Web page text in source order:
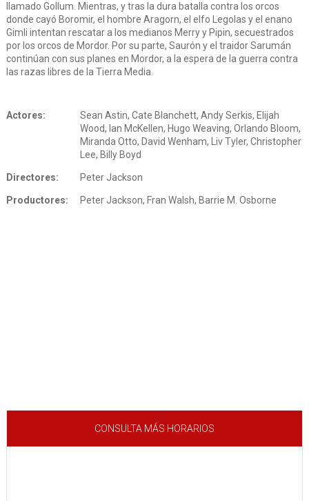
llamado Gollum. Mientras, y tras la dura batalla contra los orcos
donde cayó Boromir, el hombre Aragorn, el elfo Legolas y el enano
Gimli intentan rescatar a los medianos Merry y Pipin, secuestrados
por los orcos de Mordor. Por su parte, Saurón y el traidor Sarumán
continúan con sus planes en Mordor, a la espera de la guerra contra
las razas libres de la Tierra Media.
Actores:
Sean Astin, Cate Blanchett, Andy Serkis, Elijah
Wood, Ian McKellen, Hugo Weaving, Orlando Bloom,
Miranda Otto, David Wenham, Liv Tyler, Christopher
Lee, Billy Boyd
Directores: Peter Jackson
Productores: Peter Jackson, Fran Walsh, Barrie M. Osborne
CONSULTA MÁS HORARIOS